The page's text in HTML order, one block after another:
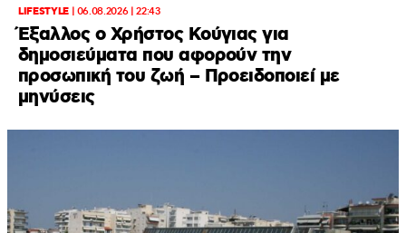
LIFESTYLE| 06.08.2026 | 22:43
Έξαλλος ο Χρήστος Κούγιας για
δημοσιεύματα που αφορούν την
προσωπική του ζωή – Προειδοποιεί με
μηνύσεις